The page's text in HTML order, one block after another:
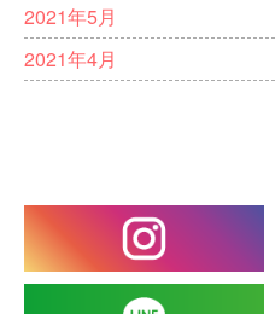
2021年5月
2021年4月